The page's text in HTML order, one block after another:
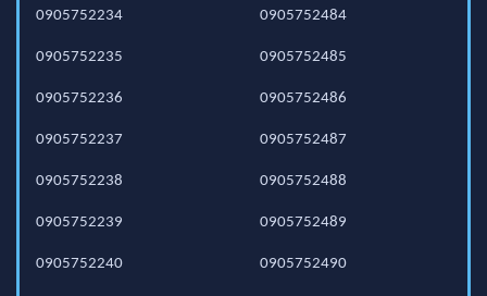
0905752234
0905752235
0905752236
0905752237
0905752238
0905752239
0905752240
0905752484
0905752485
0905752486
0905752487
0905752488
0905752489
0905752490